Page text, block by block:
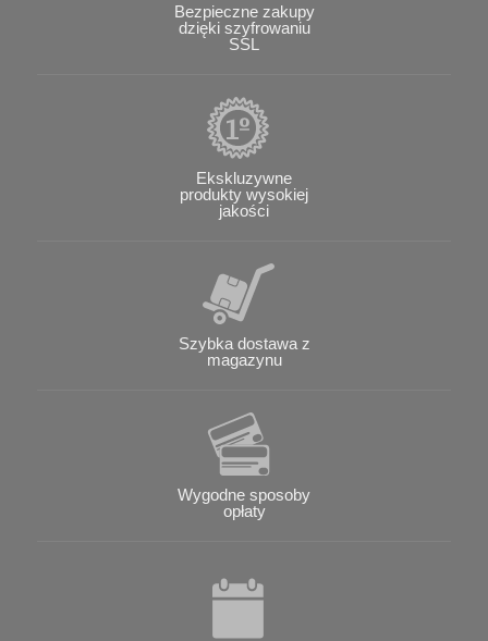
Bezpieczne zakupy
dzięki szyfrowaniu
SSL
Ekskluzywne
produkty wysokiej
jakości
Szybka dostawa z
magazynu
Wygodne sposoby
opłaty